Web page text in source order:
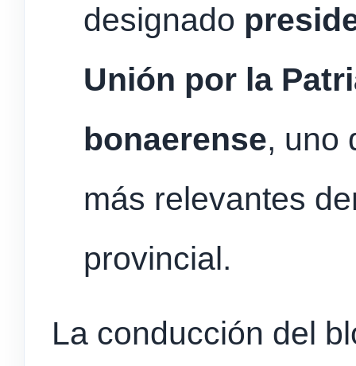
designado
Unión por la
bonaerense, uno
más relevantes
provincial.
La conducción del